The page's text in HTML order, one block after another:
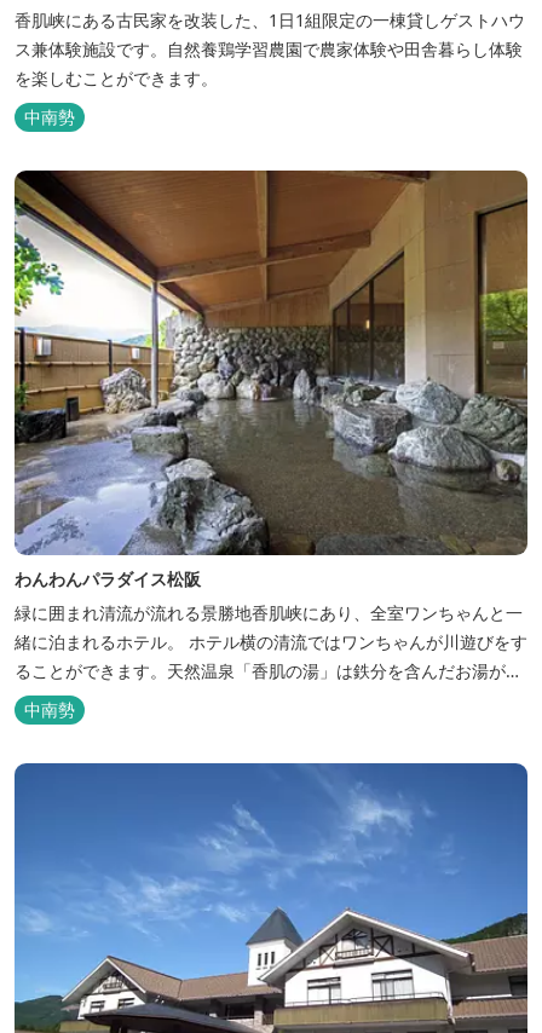
香肌峡にある古民家を改装した、1日1組限定の一棟貸しゲストハウ
ス兼体験施設です。​自然養鶏学習農園で農家体験や田舎暮らし体験
を楽しむことができます。
中南勢
わんわんパラダイス松阪
緑に囲まれ清流が流れる景勝地香肌峡にあり、全室ワンちゃんと一
緒に泊まれるホテル。 ホテル横の清流ではワンちゃんが川遊びをす
ることができます。天然温泉「香肌の湯」は鉄分を含んだお湯が特
徴。 松阪の観光情報は、松阪観光インフォメーションサイト ワク
ワク松阪 へ。
中南勢